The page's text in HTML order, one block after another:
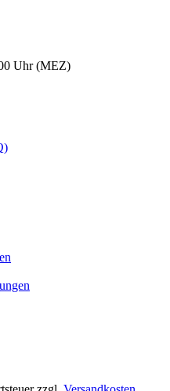
Uhr (MEZ)